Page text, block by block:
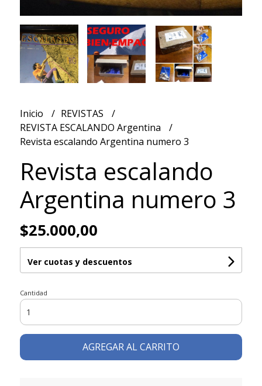
Inicio
REVISTAS
REVISTA ESCALANDO Argentina
Revista escalando Argentina numero 3
Revista escalando
Argentina numero 3
$25.000,00
Ver cuotas y descuentos
Cantidad
AGREGAR AL CARRITO